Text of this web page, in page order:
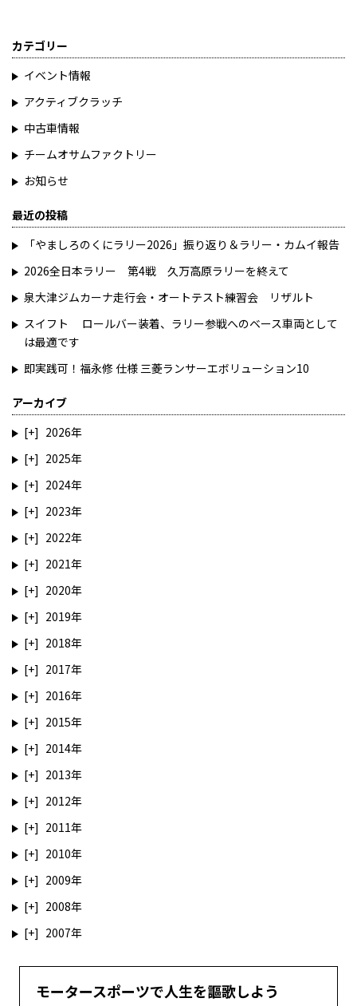
カテゴリー
イベント情報
アクティブクラッチ
中古車情報
チームオサムファクトリー
お知らせ
最近の投稿
「やましろのくにラリー2026」振り返り＆ラリー・カムイ報告
2026全日本ラリー 第4戦 久万高原ラリーを終えて
泉大津ジムカーナ走行会・オートテスト練習会 リザルト
スイフト ロールバー装着、ラリー参戦へのベース車両として
は最適です
即実践可！福永修 仕様 三菱ランサーエボリューション10
アーカイブ
2026
2025
2024
2023
2022
2021
2020
2019
2018
2017
2016
2015
2014
2013
2012
2011
2010
2009
2008
2007
モータースポーツで人生を謳歌しよう